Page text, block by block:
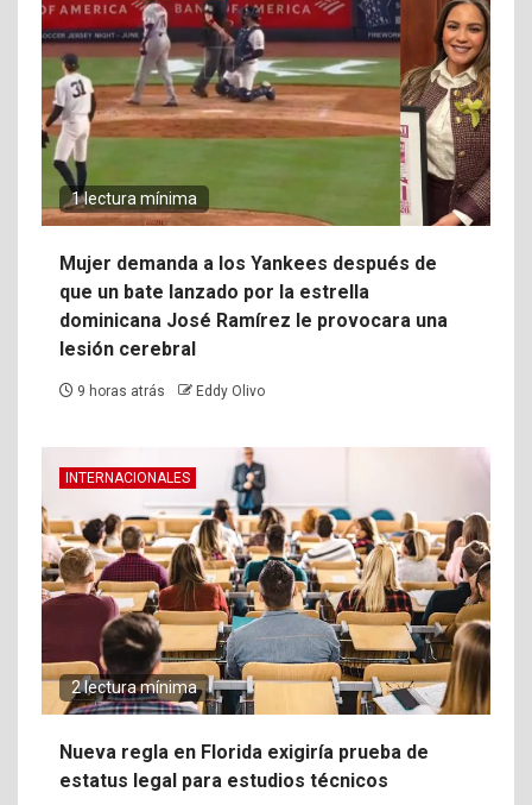
1 lectura mínima
Mujer demanda a los Yankees después de
que un bate lanzado por la estrella
dominicana José Ramírez le provocara una
lesión cerebral
9 horas atrás Eddy Olivo
INTERNACIONALES
2 lectura mínima
Nueva regla en Florida exigiría prueba de
estatus legal para estudios técnicos